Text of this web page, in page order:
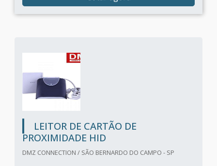
LEITOR DE CARTÃO DE
PROXIMIDADE HID
DMZ CONNECTION / SÃO BERNARDO DO CAMPO - SP